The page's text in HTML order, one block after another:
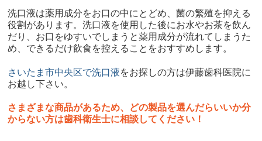
洗口液は薬用成分をお口の中にとどめ、菌の繁殖を抑える
役割があります。洗口液を使用した後にお水やお茶を飲ん
だり、お口をゆすいでしまうと薬用成分が流れてしまうた
め、できるだけ飲食を控えることをおすすめします。
さいたま市中央区で洗口液をお探しの方は伊藤歯科医院に
お越し下さい。
さまざまな商品があるため、どの製品を選んだらいいか分
からない方は歯科衛生士に相談してください！